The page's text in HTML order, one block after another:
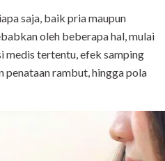
saja, baik pria maupun
oleh beberapa hal, mulai
tertentu, efek samping
penataan rambut, hingga pola